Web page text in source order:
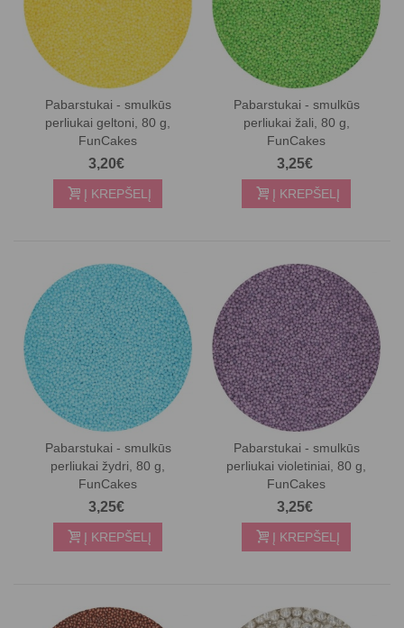
Pabarstukai - smulkūs
perliukai geltoni, 80 g,
FunCakes
3,20€
Į KREPŠELĮ
Pabarstukai - smulkūs
perliukai žali, 80 g,
FunCakes
3,25€
Į KREPŠELĮ
Pabarstukai - smulkūs
perliukai žydri, 80 g,
FunCakes
3,25€
Į KREPŠELĮ
Pabarstukai - smulkūs
perliukai violetiniai, 80 g,
FunCakes
3,25€
Į KREPŠELĮ